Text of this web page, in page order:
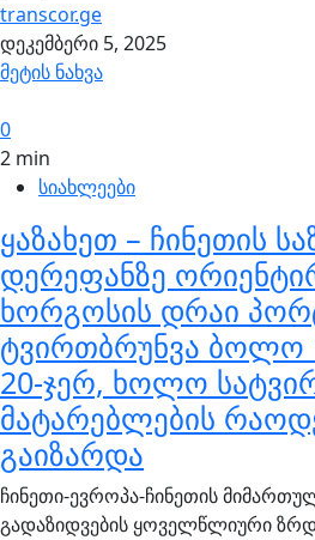
transcor.ge
დეკემბერი 5, 2025
მეტის ნახვა
0
2 min
სიახლეები
ყაზახეთ – ჩინეთის
დერეფანზე
ხორგოსის დრაი
ტვირთბრუნვა ბოლო
20-ჯერ, ხოლო
მატარებლების
გაიზარდა
ჩინეთი-ევროპა-ჩინეთის
გადაზიდვების ყოველწლიური